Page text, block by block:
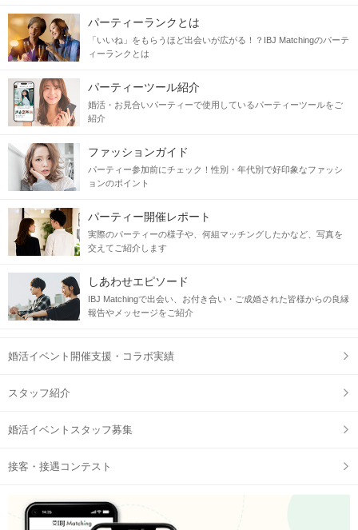
パーティーランクとは
「いいね」をもらうほど出会いが広がる！？IBJ Matchingのパーテ
ィーランクとは
パーティーツール紹介
婚活・お見合いパーティーで使用しているパーティーツールをご
紹介
ファッションガイド
パーティー参加前にチェック！性別・年代別で好印象なファッシ
ョンのポイント
パーティー開催レポート
実際のパーティーの様子や、何組マッチングしたかなど、写真を
交えてご紹介します
しあわせエピソード
IBJ Matchingで出会い、お付き合い・ご成婚された皆様からの良縁
報告やメッセージをご紹介
婚活イベント開催支援・コラボ実績
スタッフ紹介
婚活イベントスタッフ募集
接客・接遇コンテスト